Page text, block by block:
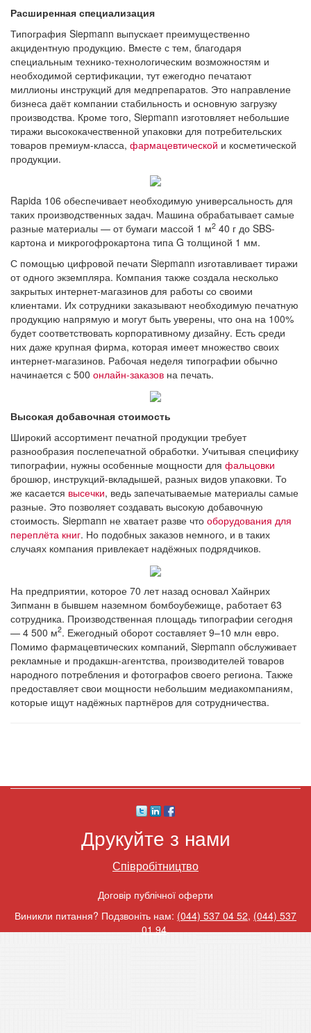
Расширенная специализация
Типография Siepmann выпускает преимущественно
акцидентную продукцию. Вместе с тем, благодаря
специальным технико-технологическим возможностям и
необходимой сертификации, тут ежегодно печатают
миллионы инструкций для медпрепаратов. Это направление
бизнеса даёт компании стабильность и основную загрузку
производства. Кроме того, Siepmann изготовляет небольшие
тиражи высококачественной упаковки для потребительских
товаров премиум-класса, фармацевтической и косметической
продукции.
Rapida 106 обеспечивает необходимую универсальность для
таких производственных задач. Машина обрабатывает самые
разные материалы — от бумаги массой 1 м2 40 г до SBS-
картона и микрогофрокартона типа G толщиной 1 мм.
С помощью цифровой печати Siepmann изготавливает тиражи
от одного экземпляра. Компания также создала несколько
закрытых интернет-магазинов для работы со своими
клиентами. Их сотрудники заказывают необходимую печатную
продукцию напрямую и могут быть уверены, что она на 100%
будет соответствовать корпоративному дизайну. Есть среди
них даже крупная фирма, которая имеет множество своих
интернет-магазинов. Рабочая неделя типографии обычно
начинается с 500 онлайн-заказов на печать.
Высокая добавочная стоимость
Широкий ассортимент печатной продукции требует
разнообразия послепечатной обработки. Учитывая специфику
типографии, нужны особенные мощности для фальцовки
брошюр, инструкций-вкладышей, разных видов упаковки. То
же касается высечки, ведь запечатываемые материалы самые
разные. Это позволяет создавать высокую добавочную
стоимость. Siepmann не хватает разве что оборудования для
переплёта книг. Но подобных заказов немного, и в таких
случаях компания привлекает надёжных подрядчиков.
На предприятии, которое 70 лет назад основал Хайнрих
Зипманн в бывшем наземном бомбоубежище, работает 63
сотрудника. Производственная площадь типографии сегодня
— 4 500 м2. Ежегодный оборот составляет 9–10 млн евро.
Помимо фармацевтических компаний, Siepmann обслуживает
рекламные и продакшн-агентства, производителей товаров
народного потребления и фотографов своего региона. Также
предоставляет свои мощности небольшим медиакомпаниям,
которые ищут надёжных партнёров для сотрудничества.
Друкуйте з нами
Співробітництво
Договір публічної оферти
Виникли питання? Подзвоніть нам: (044) 537 04 52, (044) 537
01 94.